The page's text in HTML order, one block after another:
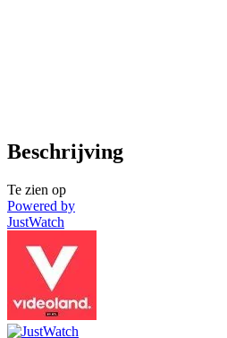
Beschrijving
Te zien op
Powered by
JustWatch